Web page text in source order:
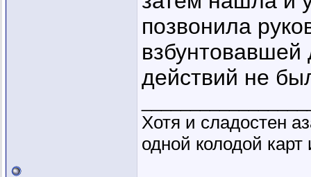
позвонила
действий не
Хотя и сладостен
одной колодой